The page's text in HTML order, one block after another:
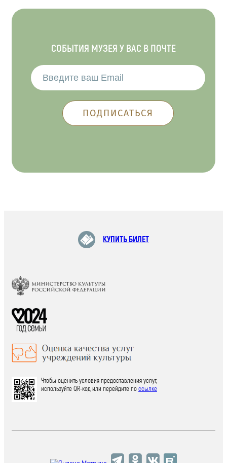
СОБЫТИЯ МУЗЕЯ У ВАС В ПОЧТЕ
КУПИТЬ БИЛЕТ
Чтобы оценить условия предоставления услуг,
используйте QR-код или перейдите поссылке